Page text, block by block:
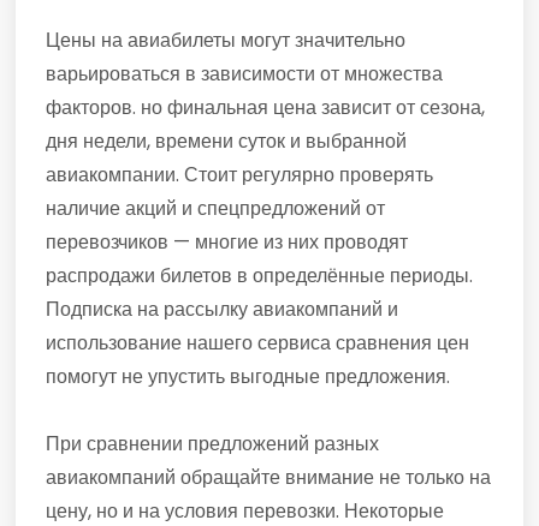
Цены на авиабилеты могут значительно
варьироваться в зависимости от множества
факторов. но финальная цена зависит от сезона,
дня недели, времени суток и выбранной
авиакомпании. Стоит регулярно проверять
наличие акций и спецпредложений от
перевозчиков — многие из них проводят
распродажи билетов в определённые периоды.
Подписка на рассылку авиакомпаний и
использование нашего сервиса сравнения цен
помогут не упустить выгодные предложения.
При сравнении предложений разных
авиакомпаний обращайте внимание не только на
цену, но и на условия перевозки. Некоторые